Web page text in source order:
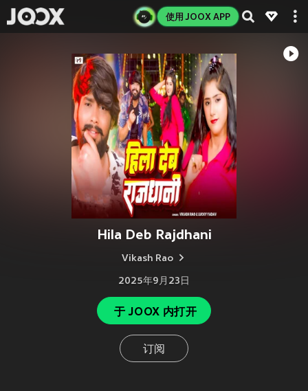
使用 JOOX APP
Hila Deb Rajdhani
Vikash Rao
2025年9月23日
于 JOOX 内打开
订阅